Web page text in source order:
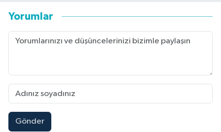
Yorumlar
Gönder